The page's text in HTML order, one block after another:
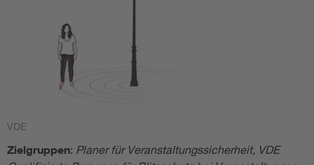
VDE
Zielgruppen: Planer für Veranstaltungssicherheit, VDE